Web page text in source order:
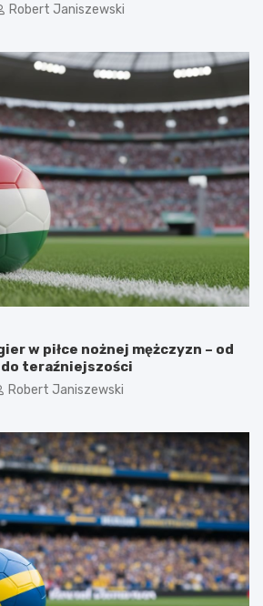
Robert Janiszewski
w piłce nożnej mężczyzn – od
teraźniejszości
Robert Janiszewski